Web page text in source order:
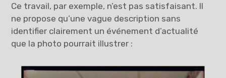
UAA4
UAA5
Ce travail, par exemple, n’est pas satisfaisant. Il
ne propose qu’une vague description sans
identifier clairement un événement d’actualité
que la photo pourrait illustrer :